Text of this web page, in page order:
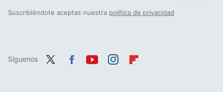
Suscribiéndote aceptas nuestra política de privacidad
Síguenos